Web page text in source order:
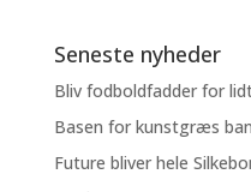
Seneste nyheder
Bliv fodboldfadder for
Basen for kunstgræs
Future bliver hele